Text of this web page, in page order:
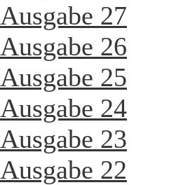
Ausgabe 27
Ausgabe 26
Ausgabe 25
Ausgabe 24
Ausgabe 23
Ausgabe 22